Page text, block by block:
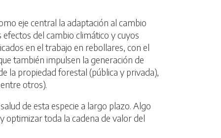
eje central la adaptación al cambio
del cambio climático y cuyos
en el trabajo en rebollares, con el
también impulsen la generación de
la propiedad forestal (pública y privada),
otros).
de esta especie a largo plazo. Algo
optimizar toda la cadena de valor del